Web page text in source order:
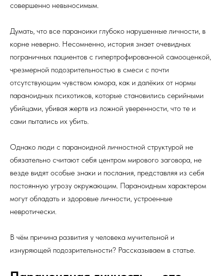
совершенно невыносимым.
Думать, что все параноики глубоко нарушенные личности, в
корне неверно. Несомненно, история знает очевидных
пограничных пациентов с гипертрофированной самооценкой,
чрезмерной подозрительностью в смеси с почти
отсутствующим чувством юмора, как и далёких от нормы
параноидных психотиков, которые становились серийными
убийцами, убивая жертв из ложной уверенности, что те и
сами пытались их убить.
Однако люди с параноидной личностной структурой не
обязательно считают себя центром мирового заговора, не
везде видят особые знаки и послания, представляя из себя
постоянную угрозу окружающим. Параноидным характером
могут обладать и здоровые личности, устроенные
невротически.
В чём причина развития у человека мучительной и
изнуряющей подозрительности? Рассказываем в статье.